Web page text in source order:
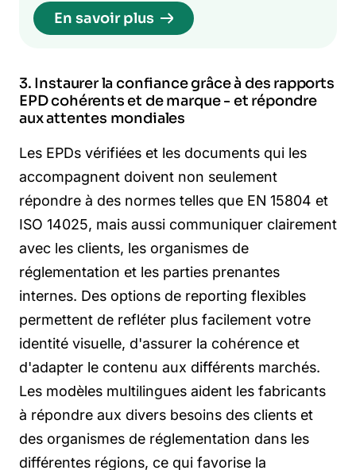
En savoir plus
3. Instaurer la confiance grâce à des rapports
EPD cohérents et de marque - et répondre
aux attentes mondiales
Les EPDs vérifiées et les documents qui les
accompagnent doivent non seulement
répondre à des normes telles que EN 15804 et
ISO 14025, mais aussi communiquer clairement
avec les clients, les organismes de
réglementation et les parties prenantes
internes. Des options de reporting flexibles
permettent de refléter plus facilement votre
identité visuelle, d'assurer la cohérence et
d'adapter le contenu aux différents marchés.
Les modèles multilingues aident les fabricants
à répondre aux divers besoins des clients et
des organismes de réglementation dans les
différentes régions, ce qui favorise la